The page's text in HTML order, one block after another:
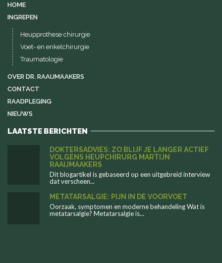
HOME
INGREPEN
Heupprothese chirurgie
Voet- en enkelchirurgie
Traumatologie
OVER DR. RAAIJMAAKERS
CONTACT
RAADPLEGING
NIEUWS
LAATSTE BERICHTEN
DOKTERSADVIES: ZO BLIJF JE LANGER ACTIEF
VOLGENS HEUPCHIRURG MARTIJN
RAAIJMAAKERS
Dit blogartikel is gebaseerd op een uitgebreid interview
dat verscheen...
METATARSALGIE: PIJN IN DE VOORVOET
Oorzaak, symptomen en moderne behandeling Wat is
metatarsalgie? Metatarsalgie is...